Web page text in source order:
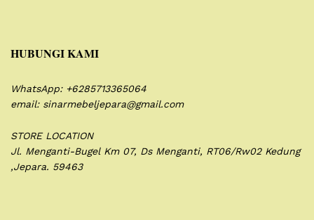
HUBUNGI KAMI
WhatsApp: +6285713365064
email: sinarmebeljepara@gmail.com
STORE LOCATION
Jl. Menganti-Bugel Km 07, Ds Menganti, RT06/Rw02 Kedung
,Jepara. 59463